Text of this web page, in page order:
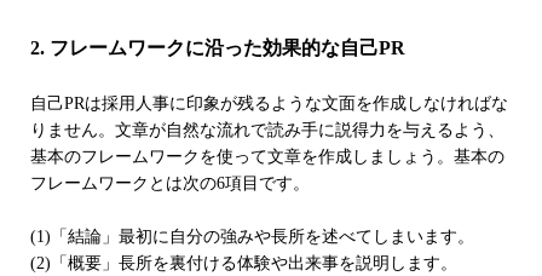
2. フレームワークに沿った効果的な自己PR
自己PRは採用人事に印象が残るような文面を作成しなければな
りません。文章が自然な流れで読み手に説得力を与えるよう、
基本のフレームワークを使って文章を作成しましょう。基本の
フレームワークとは次の6項目です。
(1)「結論」最初に自分の強みや長所を述べてしまいます。
(2)「概要」長所を裏付ける体験や出来事を説明します。